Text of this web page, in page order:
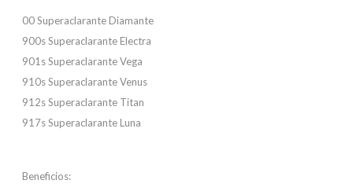
00 Superaclarante Diamante
900s Superaclarante Electra
901s Superaclarante Vega
910s Superaclarante Venus
912s Superaclarante Titan
917s Superaclarante Luna
Beneficios: